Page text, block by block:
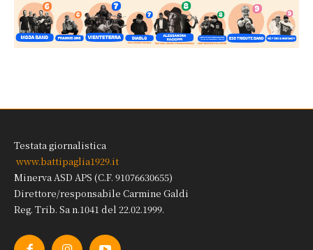
Testata giornalistica
www.battipaglia1929.it
Minerva ASD APS (C.F. 91076630655)
Direttore/responsabile Carmine Galdi
Reg. Trib. Sa n.1041 del 22.02.1999.